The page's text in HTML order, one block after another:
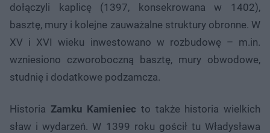
dołączyli kaplicę (1397, konsekrowana w 1402),
basztę, mury i kolejne zauważalne struktury obronne. W
XV i XVI wieku inwestowano w rozbudowę – m.in.
wzniesiono czworoboczną basztę, mury obwodowe,
studnię i dodatkowe podzamcza.
Historia Zamku Kamieniec to także historia wielkich
sław i wydarzeń. W 1399 roku gościł tu Władysława